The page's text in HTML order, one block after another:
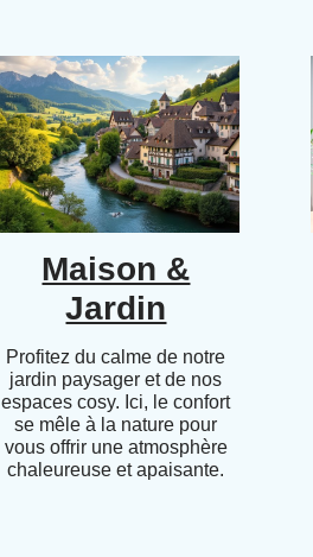
Maison &
Jardin
Profitez du calme de notre
jardin paysager et de nos
espaces cosy. Ici, le confort
se mêle à la nature pour
vous offrir une atmosphère
chaleureuse et apaisante.